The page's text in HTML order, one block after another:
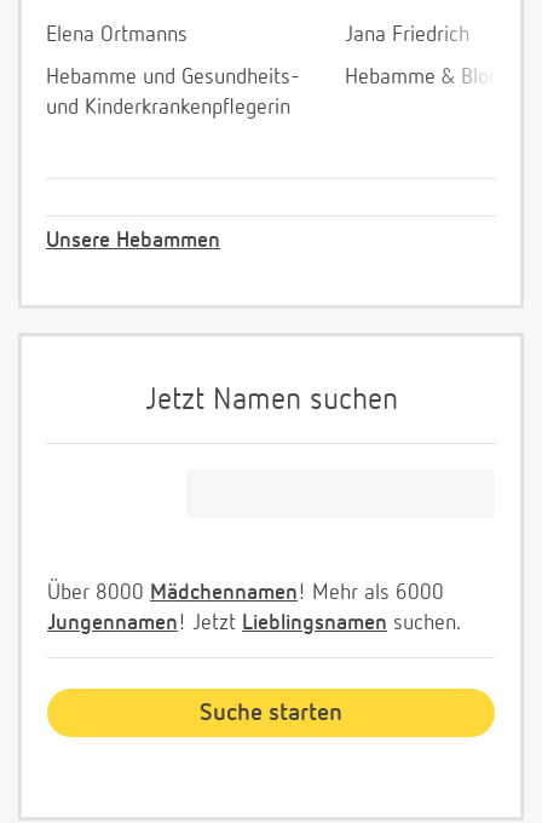
Elena Ortmanns
Hebamme und Gesundheits-
und Kinderkrankenpflegerin
Jana Friedrich
Hebamme &
Unsere Hebammen
Jetzt Namen suchen
Über 8000 Mädchennamen! Mehr als 6000
Jungennamen! Jetzt Lieblingsnamen suchen.